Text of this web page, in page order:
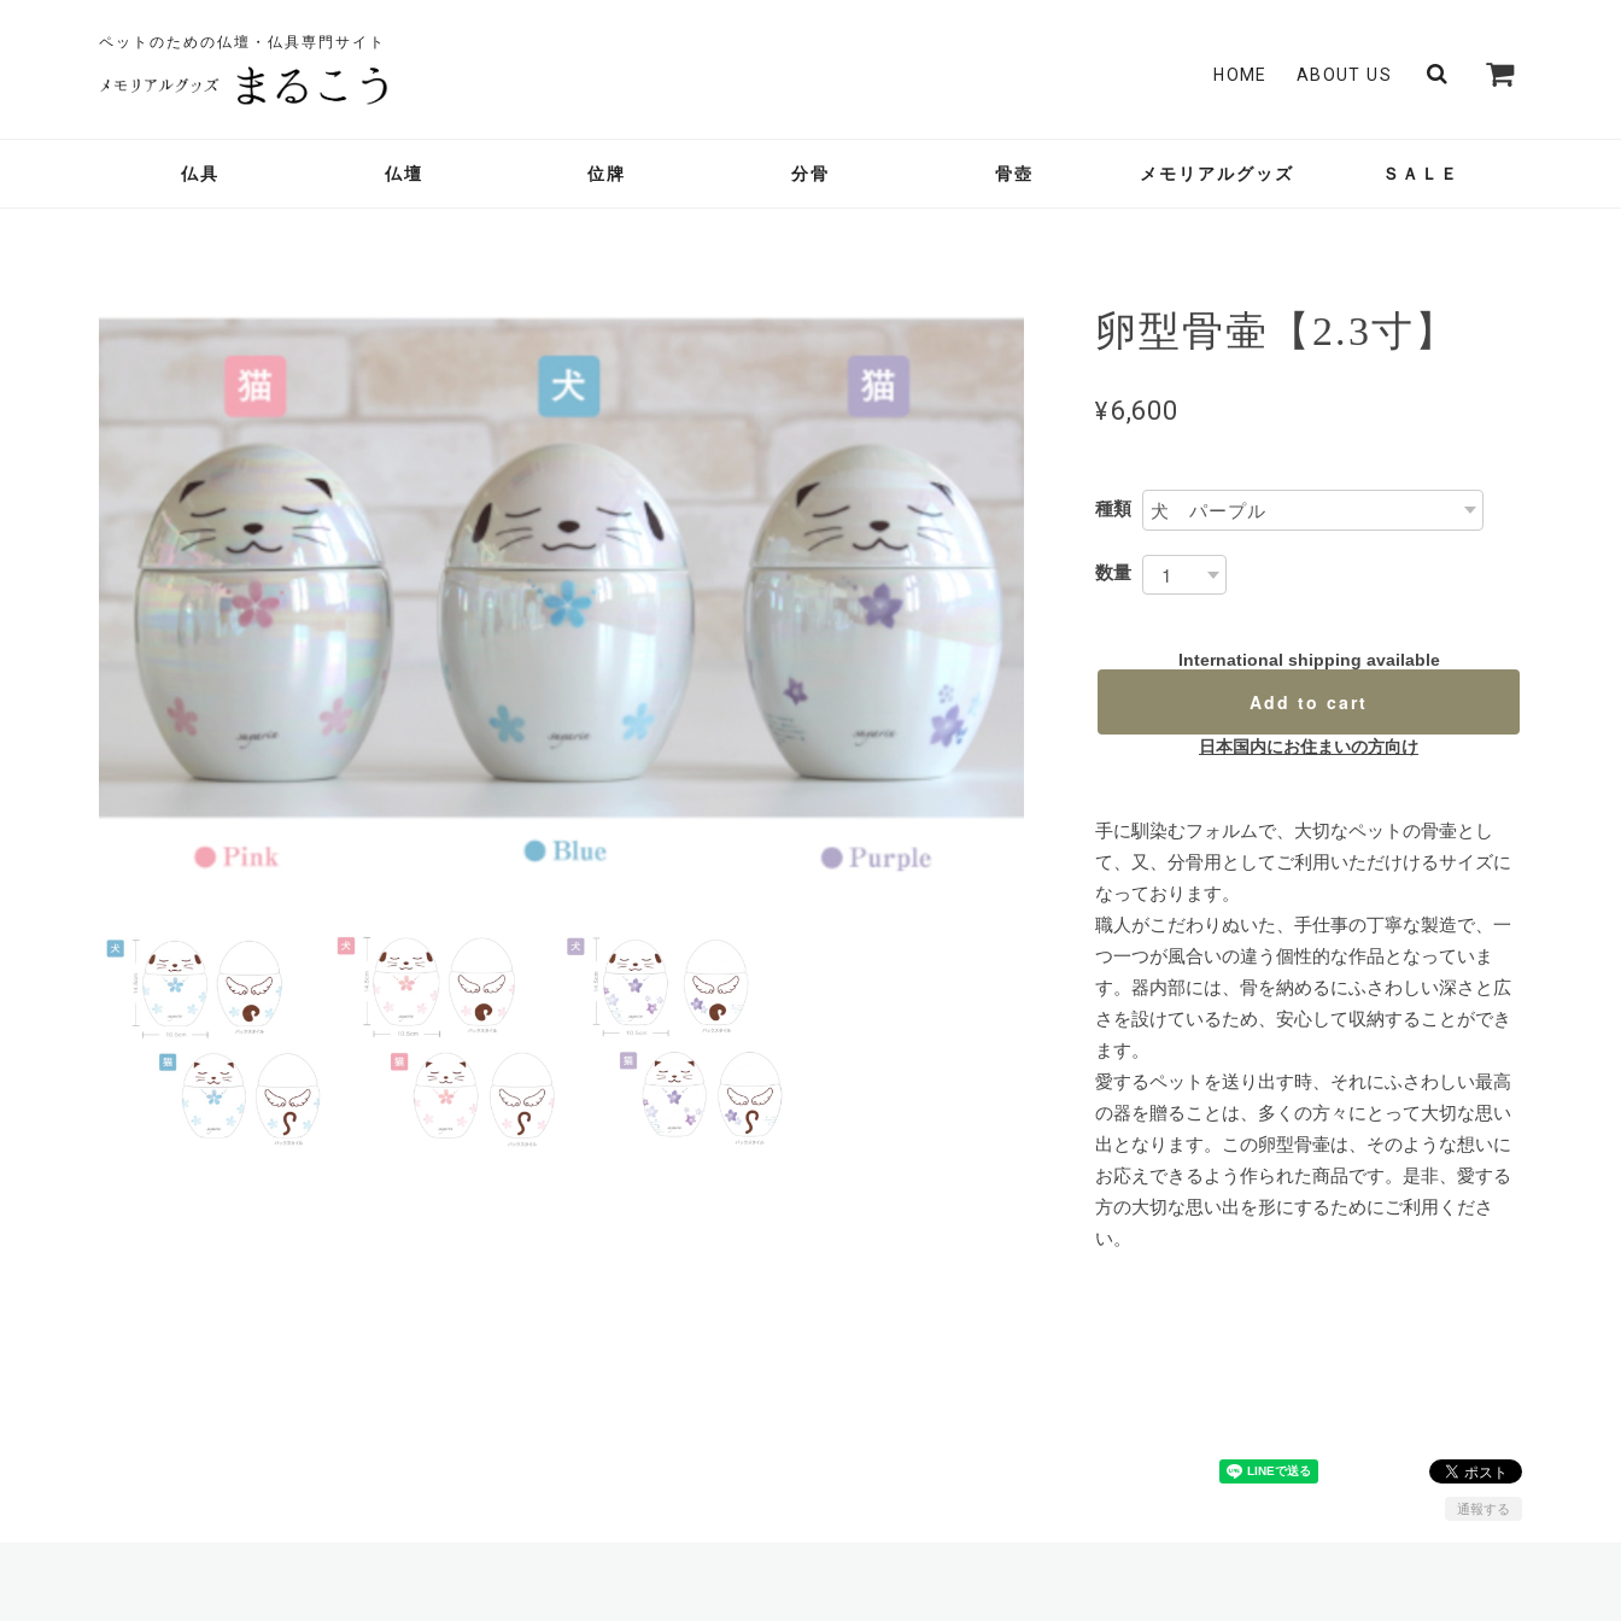
ペットのための仏壇・仏具専門サイト
HOME ABOUT US
仏具 仏壇 位牌 分骨 骨壺 メモリアルグッズ ＳＡＬＥ
卵型骨壷【2.3寸】
¥6,600
種類
数量
International shipping available
Add to cart
日本国内にお住まいの方向け
手に馴染むフォルムで、大切なペットの骨壷とし
て、又、分骨用としてご利用いただけけるサイズに
なっております。
職人がこだわりぬいた、手仕事の丁寧な製造で、一
つ一つが風合いの違う個性的な作品となっていま
す。器内部には、骨を納めるにふさわしい深さと広
さを設けているため、安心して収納することができ
ます。
愛するペットを送り出す時、それにふさわしい最高
の器を贈ることは、多くの方々にとって大切な思い
出となります。この卵型骨壷は、そのような想いに
お応えできるよう作られた商品です。是非、愛する
方の大切な思い出を形にするためにご利用くださ
い。
通報する